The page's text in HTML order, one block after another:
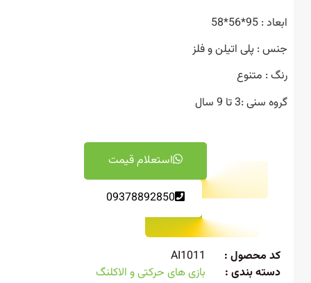
: پلی اتیلن و فلز
: متنوع
:3 تا 9 سال
استعلام قیمت
09378892850
محصول :
AI1011
بندی :
بازی های حرکتی و الاکلنگ